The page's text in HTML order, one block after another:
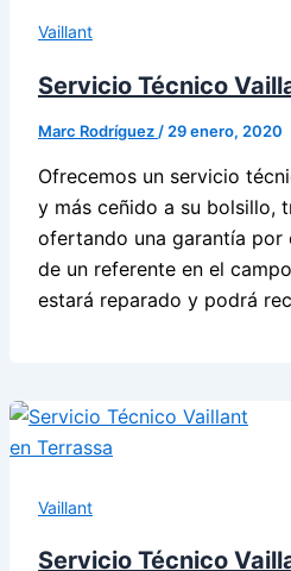
Vaillant
Servicio Técnico
Marc Rodríguez / 29 enero, 2020
Ofrecemos un servicio
y más ceñido a su bolsillo,
ofertando una garantía por
de un referente en el
estará reparado y podrá
Vaillant
Servicio Técnico